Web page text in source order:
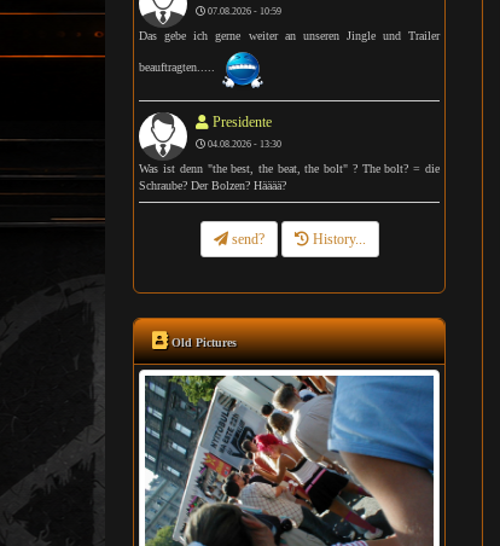
07.08.2026 - 10:59
Das gebe ich gerne weiter an unseren Jingle und Trailer
beauftragten.....
Presidente
04.08.2026 - 13:30
Was ist denn "the best, the beat, the bolt" ? The bolt? = die
Schraube? Der Bolzen? Hääää?
send? History...
Old Pictures